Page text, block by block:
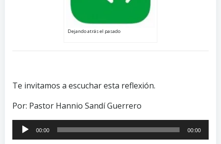
Dejando atrás el pasado
Te invitamos a escuchar esta reflexión.
Por: Pastor Hannio Sandí Guerrero
Reproductor
de
00:00 00:00